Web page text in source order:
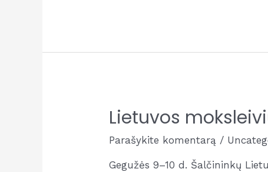
U17
Lietuvos
Parašykite komentarą /
Gegužės 9–10 d. Šalčininkų